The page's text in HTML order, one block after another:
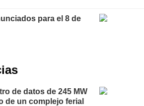
para el 8 de
de datos de 245 MW
de un complejo ferial